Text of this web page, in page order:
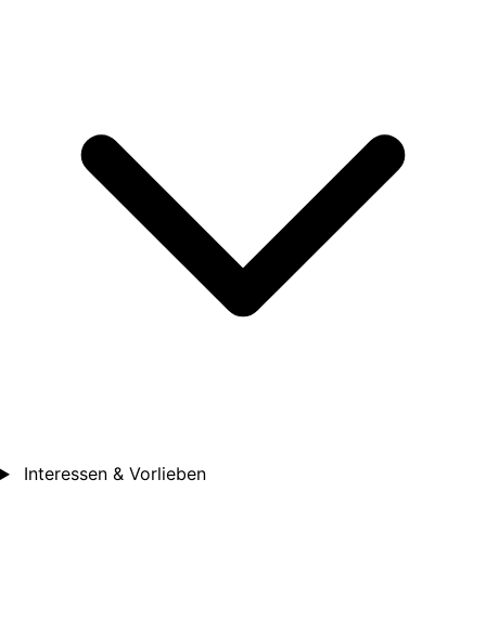
Interessen & Vorlieben